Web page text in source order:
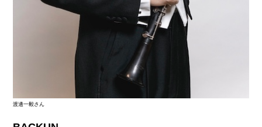
渡邊一毅さん